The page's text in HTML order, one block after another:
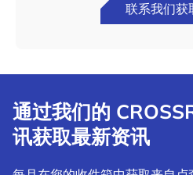
联系我们获
通过我们的
讯获取最新资讯